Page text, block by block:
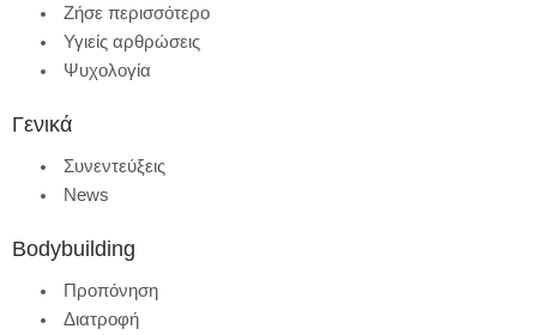
Ζήσε περισσότερο
Υγιείς αρθρώσεις
Ψυχολογία
Γενικά
Συνεντεύξεις
News
Bodybuilding
Προπόνηση
Διατροφή